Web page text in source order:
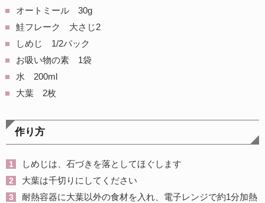
オートミール 30g
鮭フレーク 大さじ2
しめじ 1/2パック
お吸い物の素 1袋
水 200ml
大葉 2枚
作り方
しめじは、石づきを落としてほぐします
大葉は千切りにしてください
耐熱容器に大葉以外の食材を入れ、電子レンジで約1分加熱